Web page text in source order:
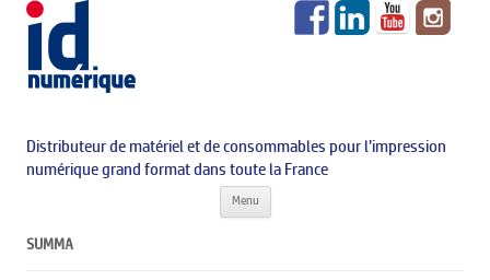
Distributeur de matériel et de consommables pour l’impression
numérique grand format dans toute la France
Menu Aller au contenu principal
SUMMA